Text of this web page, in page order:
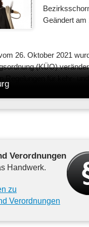
Geändert am
26. Oktober 2021
(KÜO)
Regelungen für kehr-
Formblätter sowie die
Verordnungen
Handwerk.
zu
Verordnungen